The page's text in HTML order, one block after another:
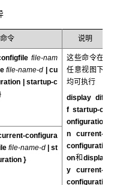
命令 说明
file-nam
file-name-d
cu
startup-c
这些命令在
任意视图下
均可执行
display dif
f startup-c
onfiguratio
n current-
configurati
on和displa
y current-
configurati
configura
file-name-d
st
}